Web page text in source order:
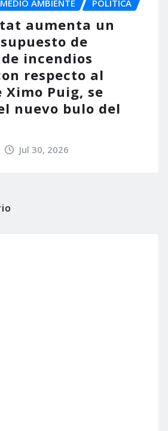
MEDIO AMBIENTE POLÍTICA
aumenta un
de
incendios
respecto al
Ximo Puig, se
nuevo bulo del
Jul 30, 2026